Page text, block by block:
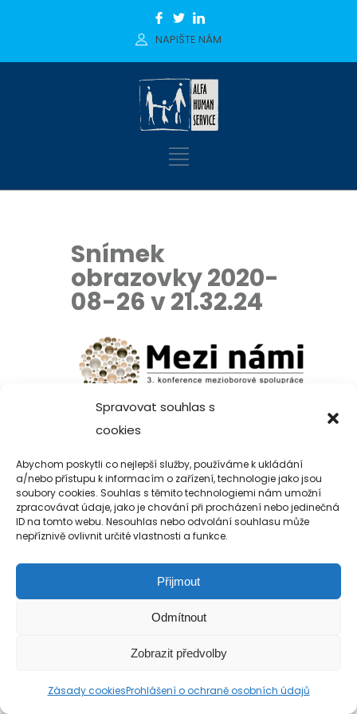
Spravovat souhlas s
cookies
Abychom poskytli co nejlepší služby, používáme k ukládání
a/nebo přístupu k informacím o zařízení, technologie jako jsou
soubory cookies. Souhlas s těmito technologiemi nám umožní
zpracovávat údaje, jako je chování při procházení nebo jedinečná
ID na tomto webu. Nesouhlas nebo odvolání souhlasu může
nepříznivě ovlivnit určité vlastnosti a funkce.
Přijmout
Odmítnout
Zobrazit předvolby
Zásady cookiesProhlášení o ochraně osobních údajů
NAPIŠTE NÁM
Snímek
obrazovky 2020-
08-26 v 21.32.24
Copyright 2019-2026 Alfa Human Service
/ TM Servis - the technical motion s.r.o.